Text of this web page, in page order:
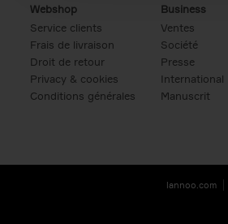
Webshop
Service clients
Frais de livraison
Droit de retour
Privacy & cookies
Conditions générales
Business
Ventes
Société
Presse
International
Manuscrit
lannoo.com